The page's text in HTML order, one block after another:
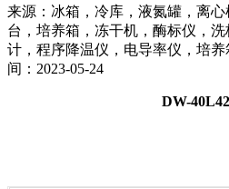
来源：冰箱，冷库，液氮罐，离心
台，培养箱，冻干机，酶标仪，
计，程序降温仪，电导率仪，培
间：2023-05-24
DW-